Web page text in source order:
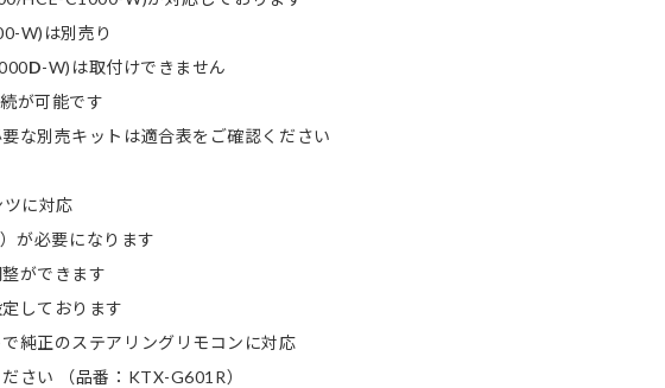
W)は別売り
D-W)は取付けできません
が可能です
な別売キットは適合表をご確認ください
に対応
が必要になります
ができます
しております
純正のステアリングリモコンに対応
さい （品番：KTX-G601R）